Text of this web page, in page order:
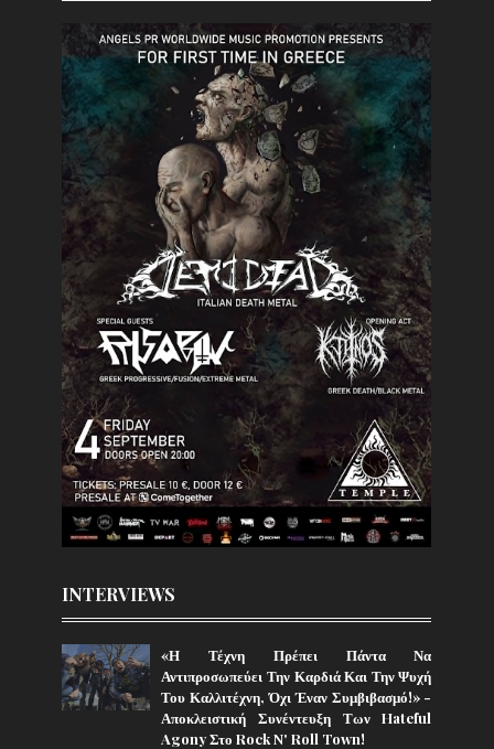
INTERVIEWS
«Η Τέχνη Πρέπει Πάντα Να
Αντιπροσωπεύει Την Καρδιά Και Την Ψυχή
Του Καλλιτέχνη, Όχι Έναν Συμβιβασμό!» -
Αποκλειστική Συνέντευξη Των Hateful
Agony Στο Rock N' Roll Town!